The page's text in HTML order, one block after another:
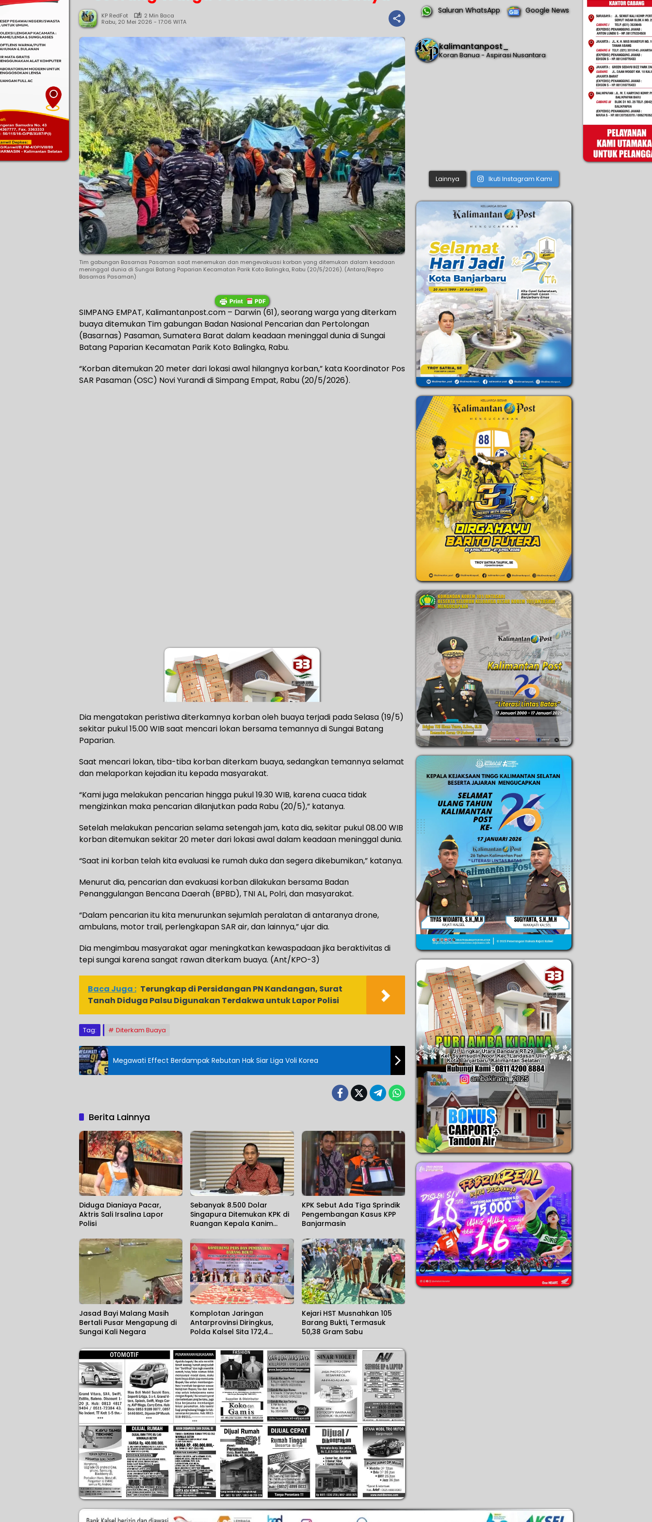
KP RedFot
2 Min Baca
Rabu, 20 Mei 2026 - 17:06 WITA
Tim gabungan Basarnas Pasaman saat menemukan dan mengevakuasi korban yang ditemukan dalam keadaan
meninggal dunia di Sungai Batang Paparian Kecamatan Parik Koto Balingka, Rabu (20/5/2026). (Antara/Repro
Basarnas Pasaman)
SIMPANG EMPAT, Kalimantanpost.com – Darwin (61), seorang warga yang diterkam
buaya ditemukan Tim gabungan Badan Nasional Pencarian dan Pertolongan
(Basarnas) Pasaman, Sumatera Barat dalam keadaan meninggal dunia di Sungai
Batang Paparian Kecamatan Parik Koto Balingka, Rabu.
“Korban ditemukan 20 meter dari lokasi awal hilangnya korban,” kata Koordinator Pos
SAR Pasaman (OSC) Novi Yurandi di Simpang Empat, Rabu (20/5/2026).
Dia mengatakan peristiwa diterkamnya korban oleh buaya terjadi pada Selasa (19/5)
sekitar pukul 15.00 WIB saat mencari lokan bersama temannya di Sungai Batang
Paparian.
Saat mencari lokan, tiba-tiba korban diterkam buaya, sedangkan temannya selamat
dan melaporkan kejadian itu kepada masyarakat.
“Kami juga melakukan pencarian hingga pukul 19.30 WIB, karena cuaca tidak
mengizinkan maka pencarian dilanjutkan pada Rabu (20/5),” katanya.
Setelah melakukan pencarian selama setengah jam, kata dia, sekitar pukul 08.00 WIB
korban ditemukan sekitar 20 meter dari lokasi awal dalam keadaan meninggal dunia.
“Saat ini korban telah kita evaluasi ke rumah duka dan segera dikebumikan,” katanya.
Menurut dia, pencarian dan evakuasi korban dilakukan bersama Badan
Penanggulangan Bencana Daerah (BPBD), TNI AL, Polri, dan masyarakat.
“Dalam pencarian itu kita menurunkan sejumlah peralatan di antaranya drone,
ambulans, motor trail, perlengkapan SAR air, dan lainnya,” ujar dia.
Dia mengimbau masyarakat agar meningkatkan kewaspadaan jika beraktivitas di
tepi sungai karena sangat rawan diterkam buaya. (Ant/KPO-3)
Baca Juga : Terungkap di Persidangan PN Kandangan, Surat
Tanah Diduga Palsu Digunakan Terdakwa untuk Lapor Polisi
Tag: Diterkam Buaya
Megawati Effect Berdampak Rebutan Hak Siar Liga Voli Korea
Berita Lainnya
Diduga Dianiaya Pacar,
Aktris Sali Irsalina Lapor
Polisi
Sebanyak 8.500 Dolar
Singapura Ditemukan KPK di
Ruangan Kepala Kanim
KPK Sebut Ada Tiga Sprindik
Pengembangan Kasus KPP
Banjarmasin
Jasad Bayi Malang Masih
Bertali Pusar Mengapung di
Sungai Kali Negara
Komplotan Jaringan
Antarprovinsi Diringkus,
Polda Kalsel Sita 172,4
Kejari HST Musnahkan 105
Barang Bukti, Termasuk
50,38 Gram Sabu
Saluran WhatsApp Google News
kalimantanpost_
Koran Banua - Aspirasi Nusantara
Lainnya Ikuti Instagram Kami